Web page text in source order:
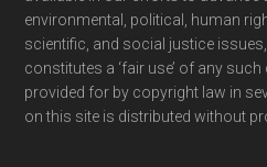
environmental, political, human
scientific, and social justice issues,
constitutes a ‘fair use’ of any
provided for by copyright law in
on this site is distributed without